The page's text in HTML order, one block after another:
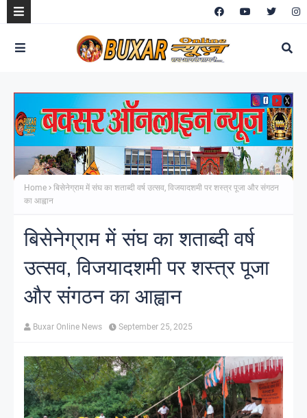
Home
बिसेनेग्राम में संघ का शताब्दी वर्ष उत्सव, विजयादशमी पर शस्त्र पूजा और संगठन
का आह्वान
बिसेनेग्राम में संघ का शताब्दी वर्ष
उत्सव, विजयादशमी पर शस्त्र पूजा
और संगठन का आह्वान
Buxar Online News September 25, 2025